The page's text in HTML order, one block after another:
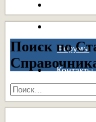
Форумы
Контакты
Поиск по
Найти: